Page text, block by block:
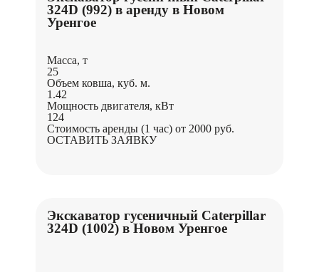
324D (992) в аренду в Новом
Уренгое
Масса, т
25
Объем ковша, куб. м.
1.42
Мощность двигателя, кВт
124
Стоимость аренды (1 час) от 2000 руб.
ОСТАВИТЬ ЗАЯВКУ
Экскаватор гусеничный Caterpillar
324D (1002) в Новом Уренгое